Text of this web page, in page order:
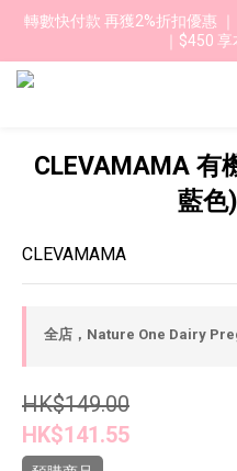
轉數快付款 再獲2%折扣優惠
｜$450
CLEVAMAMA 有
藍色
CLEVAMAMA
全店，Nature One Dairy
HK$149.00
HK$141.55